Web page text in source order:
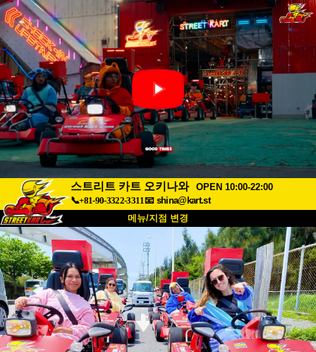
스트리트 카트 오키나와
OPEN 10:00-22:00
📞+81-90-3322-3311📧 shina@kart.st
메뉴/지점 변경
최상단
소개 사양 가격
접근성 고객 리뷰 자주 묻는 질문
회사 정보 예약
지점 변경